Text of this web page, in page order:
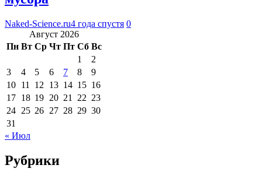
Naked-Science.ru4 года спустя 0
Август 2026
Пн Вт Ср Чт Пт Сб Вс
1
2
3
4 5 6 7 8
9
10 11 12 13 14 15 16
17 18 19 20 21 22 23
24 25 26 27 28 29 30
31
« Июл
Рубрики